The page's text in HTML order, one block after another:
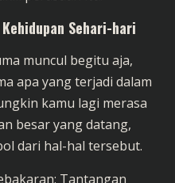
Sehari-hari
muncul begitu aja,
apa yang terjadi dalam
kamu lagi merasa
besar yang datang,
dari hal-hal tersebut.
Tantangan